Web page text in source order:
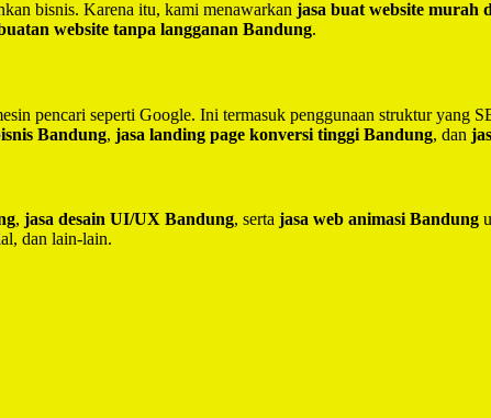
bisnis. Karena itu, kami menawarkan jasa buat website murah
website tanpa langganan Bandung.
pencari seperti Google. Ini termasuk penggunaan struktur yang
Bandung, jasa landing page konversi tinggi Bandung, dan
, jasa desain UI/UX Bandung, serta jasa web animasi Bandung
dan lain-lain.